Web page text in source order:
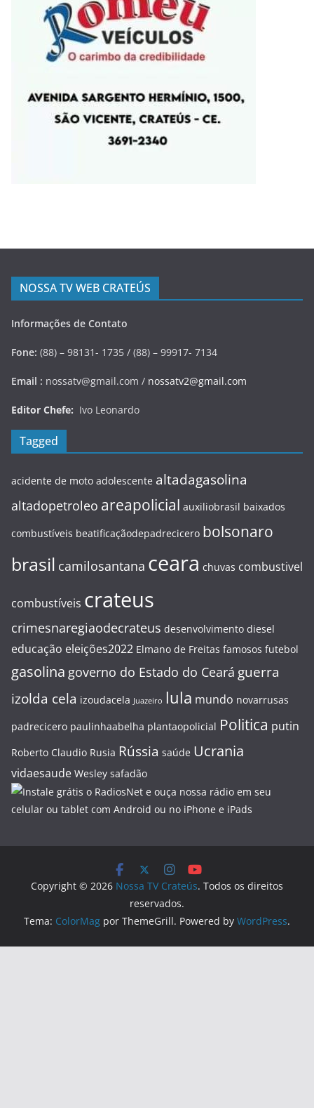
NOSSA TV WEB CRATEÚS
Informações de Contato
Fone: (88) – 98131- 1735 / (88) – 99917- 7134
Email : nossatv@gmail.com / nossatv2@gmail.com
Editor Chefe: Ivo Leonardo
Tagged
acidente de moto adolescente altadagasolina
altadopetroleo areapolicial auxiliobrasil baixados
combustíveis beatificaçãodepadrecicero bolsonaro
brasil camilosantana ceara chuvas combustivel
combustíveis crateus
crimesnaregiaodecrateus desenvolvimento diesel
educação eleições2022 Elmano de Freitas famosos futebol
gasolina governo do Estado do Ceará guerra
izolda cela izoudacela Juazeiro lula mundo novarrusas
padrecicero paulinhaabelha plantaopolicial Politica putin
Roberto Claudio Rusia Rússia saúde Ucrania
vidaesaude Wesley safadão
Copyright © 2026 Nossa TV Crateús. Todos os direitos
reservados.
Tema: ColorMag por ThemeGrill. Powered by WordPress.